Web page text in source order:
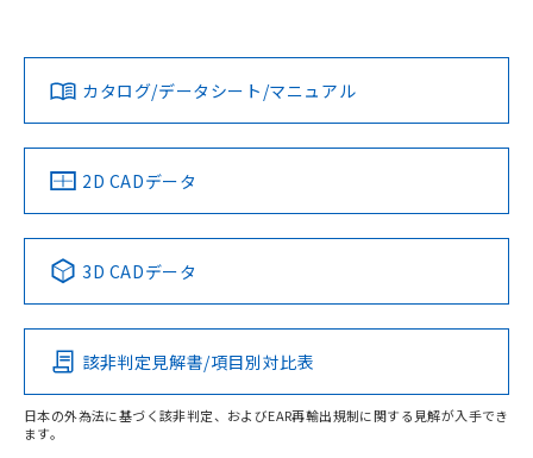
端子配置
ダウンロードデータをご利用いただく前に、以下を必ずお読
みください。
ソフトウェアの使用条件
対応済み
中国 RoHS 注意事項・凡例
Pb Hg Cd Cr(VI)
O
LR型式承認
（イギリス
船舶規格）
DNV型式承認
（ノルウェー
BV型式承認
（フランス
KR型式
（韓国
No No No No
この製品の規格認証/適合状況ページへ
その他の認証はこちらのページからご検索ください
カタログ/データシート/マニュアル
2D CADデータ
3D CADデータ
該非判定見解書/項目別対比表
日本の外為法に基づく該非判定、およびEAR再輸出規制に関する見解が入手でき
ます。